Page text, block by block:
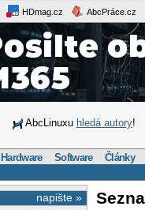
HDmag.cz AbcPráce.cz
AbcLinuxu hledá autory!
Hardware Software Články
napište »